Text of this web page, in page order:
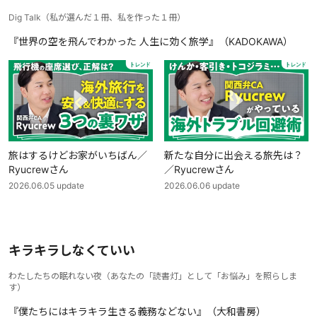
Dig Talk （私が選んだ１冊、私を作った１冊）
『世界の空を飛んでわかった 人生に効く旅学』（KADOKAWA）
旅はするけどお家がいちばん／
Ryucrewさん
2026.06.05 update
新たな自分に出会える旅先は？
／Ryucrewさん
2026.06.06 update
キラキラしなくていい
わたしたちの眠れない夜 （あなたの「読書灯」として「お悩み」を照らしま
す）
『僕たちにはキラキラ生きる義務などない』（大和書房）